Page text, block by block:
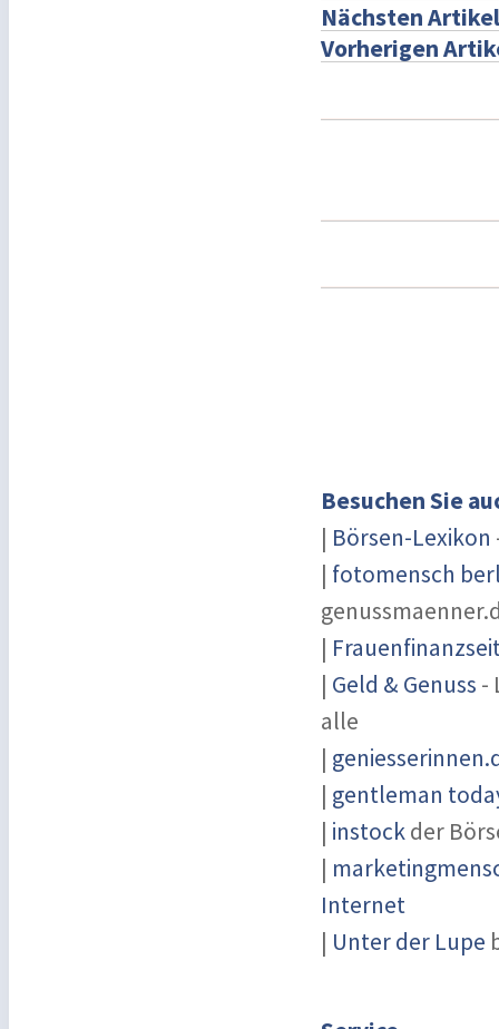
Nächsten Artikel
Vorherigen
Besuchen Sie
| Börsen-Lexikon
| fotomensch
|
| Geld & Genuss -
alle
|
| gentleman
| instockder
|
Internet
| Unter der Lupe